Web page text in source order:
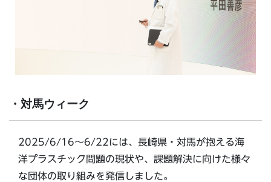
・対馬ウィーク
2025/6/16～6/22には、長崎県・対馬が抱える海
洋プラスチック問題の現状や、課題解決に向けた様々
な団体の取り組みを発信しました。